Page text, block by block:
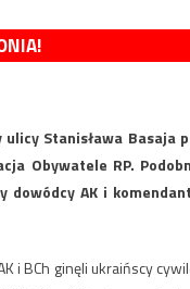
Stanisława Basaja
Obywatele RP.
dowódcy AK i
i BCh ginęli ukraińscy